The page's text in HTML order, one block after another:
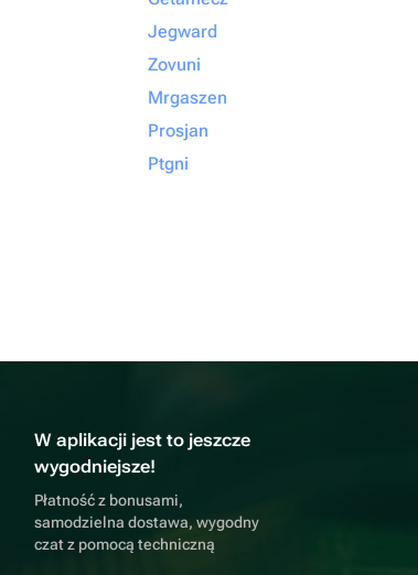
Jegward
Zovuni
Mrgaszen
Prosjan
Ptgni
W aplikacji jest to jeszcze
wygodniejsze!
Płatność z bonusami,
samodzielna dostawa, wygodny
czat z pomocą techniczną